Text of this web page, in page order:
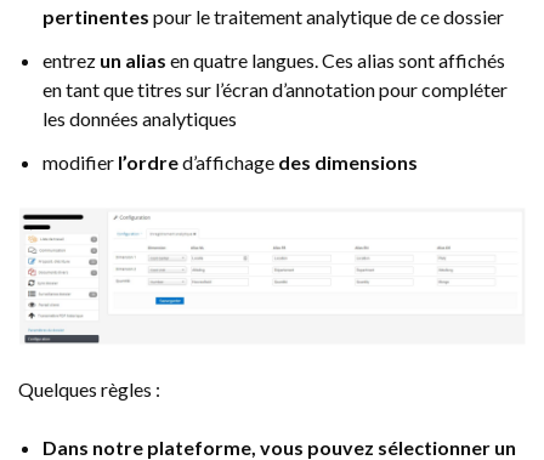
pertinentes pour le traitement analytique de ce dossier
entrez un alias en quatre langues. Ces alias sont affichés
en tant que titres sur l’écran d’annotation pour compléter
les données analytiques
modifier l’ordred’affichage des dimensions
Quelques règles :
Dans notre plateforme, vous pouvez sélectionner un